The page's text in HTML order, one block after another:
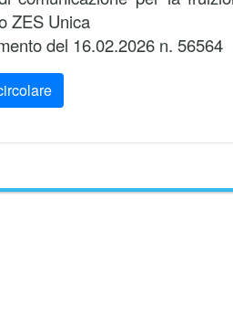
ZES Unica
del 16.02.2026 n. 56564